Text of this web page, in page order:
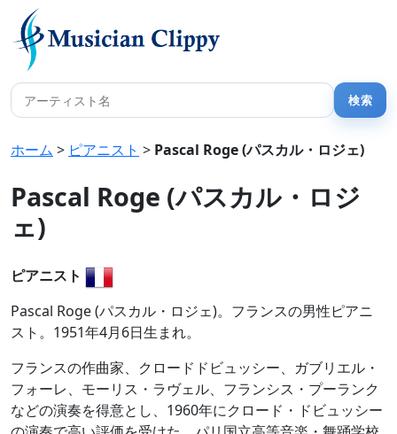
ホーム > ピアニスト > Pascal Roge (パスカル・ロジェ)
Pascal Roge (パスカル・ロジ
ェ)
ピアニスト
Pascal Roge (パスカル・ロジェ)。フランスの男性ピアニ
スト。1951年4月6日生まれ。
フランスの作曲家、クロードドビュッシー、ガブリエル・
フォーレ、モーリス・ラヴェル、フランシス・プーランク
などの演奏を得意とし、1960年にクロード・ドビュッシー